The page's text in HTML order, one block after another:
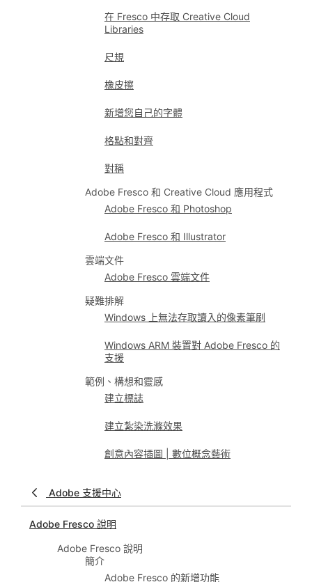
在 Fresco 中存取 Creative Cloud
Libraries
尺規
橡皮擦
新增您自己的字體
格點和對齊
對稱
Adobe Fresco 和 Creative Cloud 應用程式
Adobe Fresco 和 Photoshop
Adobe Fresco 和 Illustrator
雲端文件
Adobe Fresco 雲端文件
疑難排解
Windows 上無法存取讀入的像素筆刷
Windows ARM 裝置對 Adobe Fresco 的
支援
範例、構想和靈感
建立標誌
建立紮染洗滌效果
創意內容插圖 | 數位概念藝術
Adobe 支援中心
Adobe Fresco 說明
Adobe Fresco 說明
簡介
Adobe Fresco 的新增功能